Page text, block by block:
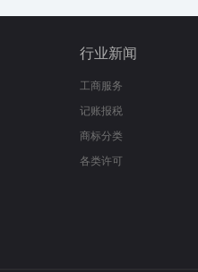
行业新闻
工商服务
记账报税
商标分类
各类许可